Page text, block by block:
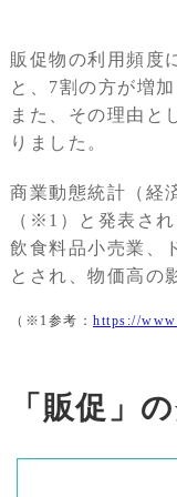
販促物の利用頻度
と、7割の方が増
また、その理由と
りました。
商業動態統計（経
（※1）と発表さ
飲食料品小売業、
とされ、物価高の
（※1参考： https://
「販促」